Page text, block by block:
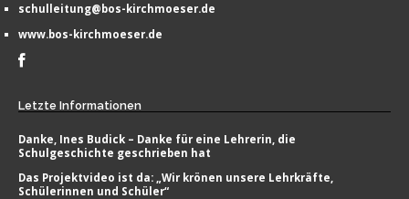
schulleitung@bos-kirchmoeser.de
www.bos-kirchmoeser.de
Letzte Informationen
Danke, Ines Budick – Danke für eine Lehrerin, die
Schulgeschichte geschrieben hat
Das Projektvideo ist da: „Wir krönen unsere Lehrkräfte,
Schülerinnen und Schüler“